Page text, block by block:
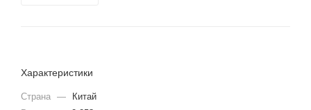
Характеристики
Страна —
Китай